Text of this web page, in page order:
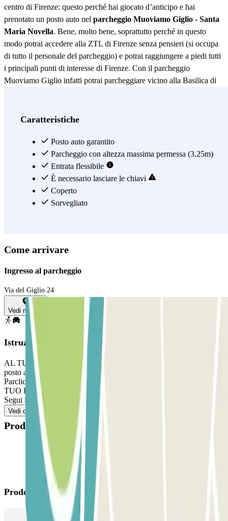
centro di Firenze: questo perché hai giocato d’anticipo e hai
prenotato un posto auto nel parcheggio Muoviamo Giglio - Santa
Maria Novella. Bene, molto bene, soprattutto perché in questo
modo potrai accedere alla ZTL di Firenze senza pensieri (si occupa
di tutto il personale del parcheggio) e potrai raggiungere a piedi tutti
i principali punti di interesse di Firenze. Con il parcheggio
Muoviamo Giglio infatti potrai parcheggiare vicino alla Basilica di
Novella e a meno di 5 minuti a piedi dal Duomo di Firenze:
parcheggio vicino alla Stazione di Santa Maria Novella, situata a
circa 500 metri di distanza, dove quindi potrai lasciare la tua auto se
stai organizzando un viaggio in treno da Firenze. Il parcheggio
Muoviamo Giglio è coperto e sorvegliato, accetta diversi tipi di
veicoli e ti permetterà finalmente di visitare la culla del Rinascimento
senza preoccuparti di dove parcheggiare nel centro di Firenze!
Caratteristiche
Posto auto garantito
Parcheggio con altezza massima permessa (3.25m)
Entrata flessibile
È necessario lasciare le chiavi
Coperto
Sorvegliato
Come arrivare
Ingresso al parcheggio
Via del Giglio 24
Vedi mappa
Istruzioni
AL TUO ARRIVO: Accedi al parcheggio. Parcheggia in qualsiasi
posto auto libero. Vai alla cabina di controllo con la tua prenotazione
Parclick. PER USCIRE: Segui le indicazioni del personale. SE IL
TUO PASS INCLUDE ENTRATE E USCITE ILLIMITATE:
Segui il processo indicato precedentemente per entrare e uscire.
Vedi di più
Prodotti disponibili
Prodotti di Parclick